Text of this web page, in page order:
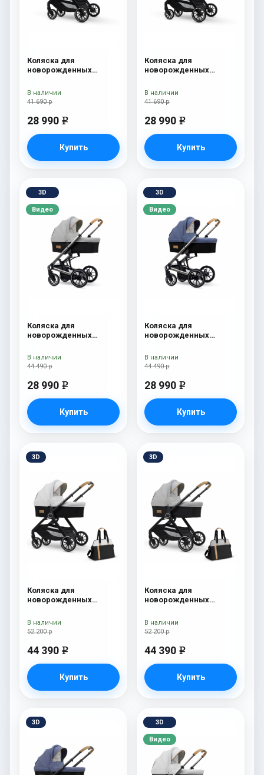
Коляска для
новорожденных
41 690 р
28 990 e
Купить
В наличии
Коляска для
новорожденных
41 690 р
28 990 e
Купить
В наличии
3D
Видео
Коляска для
новорожденных
44 490 р
28 990 e
Купить
В наличии
3D
Видео
Коляска для
новорожденных
44 490 р
28 990 e
Купить
В наличии
3D
Коляска для
новорожденных
сумка Sahara
52 200 р
44 390 e
Купить
В наличии
3D
Коляска для
новорожденных
сумка Grey
52 200 р
44 390 e
Купить
В наличии
3D 3D
Видео